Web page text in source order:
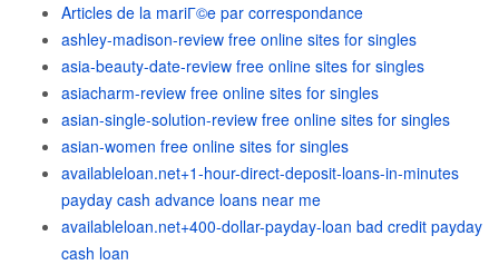
Articles de la mariГ©e par correspondance
ashley-madison-review free online sites for singles
asia-beauty-date-review free online sites for singles
asiacharm-review free online sites for singles
asian-single-solution-review free online sites for singles
asian-women free online sites for singles
availableloan.net+1-hour-direct-deposit-loans-in-minutes
payday cash advance loans near me
availableloan.net+400-dollar-payday-loan bad credit payday
cash loan